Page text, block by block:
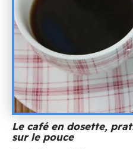
Le café en dosette,
sur le pouce